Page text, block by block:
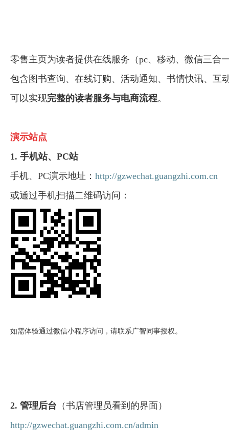
零售主页为读者提供在线服务（pc、移动、微信三合
包含图书查询、在线订购、活动通知、书情快讯、互
可以实现完整的读者服务与电商流程。
演示站点
1. 手机站、PC站
手机、PC演示地址： http://gzwechat.guangzhi.com.cn
或通过手机扫描二维码访问：
如需体验通过微信小程序访问，请联系广智同事授权。
2. 管理后台 （书店管理员看到的界面）
http://gzwechat.guangzhi.com.cn/admin